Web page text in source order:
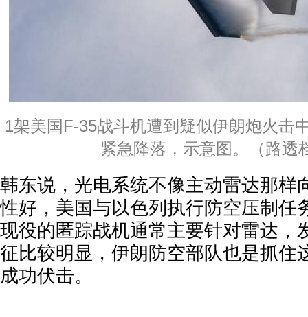
1架美国F-35战斗机遭到疑似伊朗炮火击
紧急降落，示意图。（路透
韩东说，光电系统不像主动雷达那样
性好，美国与以色列执行防空压制任
现役的匿踪战机通常主要针对雷达，
征比较明显，伊朗防空部队也是抓住
成功伏击。